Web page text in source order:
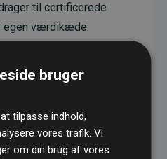
til certificerede
egen værdikæde.
i gennemsnit svarer til
den estimerede
gennem Gold
ordning, der sikrer høj
bruger
tilpasse indhold,
vores trafik. Vi
om din brug af vores